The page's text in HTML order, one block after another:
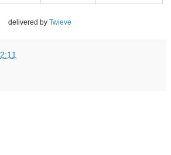
delivered by Twieve
2:11